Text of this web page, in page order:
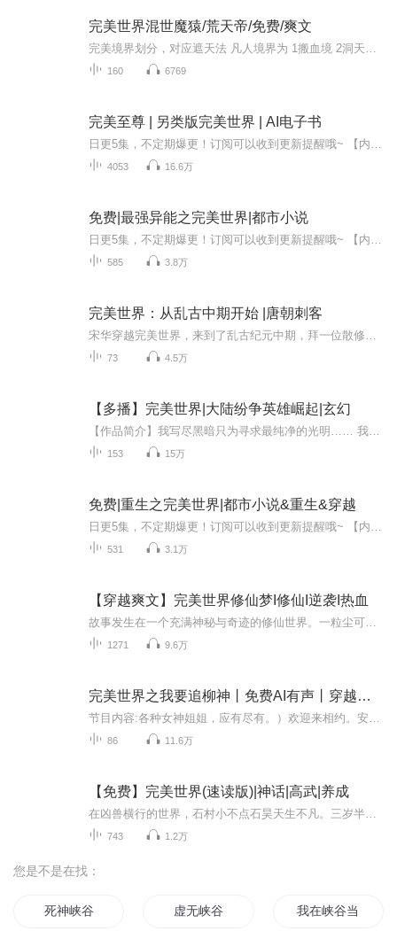
完美世界混世魔猿/荒天帝/免费/爽文
160 6769
完美至尊 | 另类版完美世界 | AI电子书
4053 16.6万
免费|最强异能之完美世界|都市小说
585 3.8万
完美世界：从乱古中期开始 |唐朝刺客
73 4.5万
【多播】完美世界|大陆纷争英雄崛起|玄幻
153 15万
免费|重生之完美世界|都市小说&重生&穿越
531 3.1万
【穿越爽文】完美世界修仙梦I修仙I逆袭I热血
1271 9.6万
完美世界之我要追柳神丨免费AI有声丨穿越丨后宫
86 11.6万
【免费】完美世界(速读版)|神话|高武|养成
743 1.2万
您是不是在找：
死神峡谷 虚无峡谷 我在峡谷当挂件